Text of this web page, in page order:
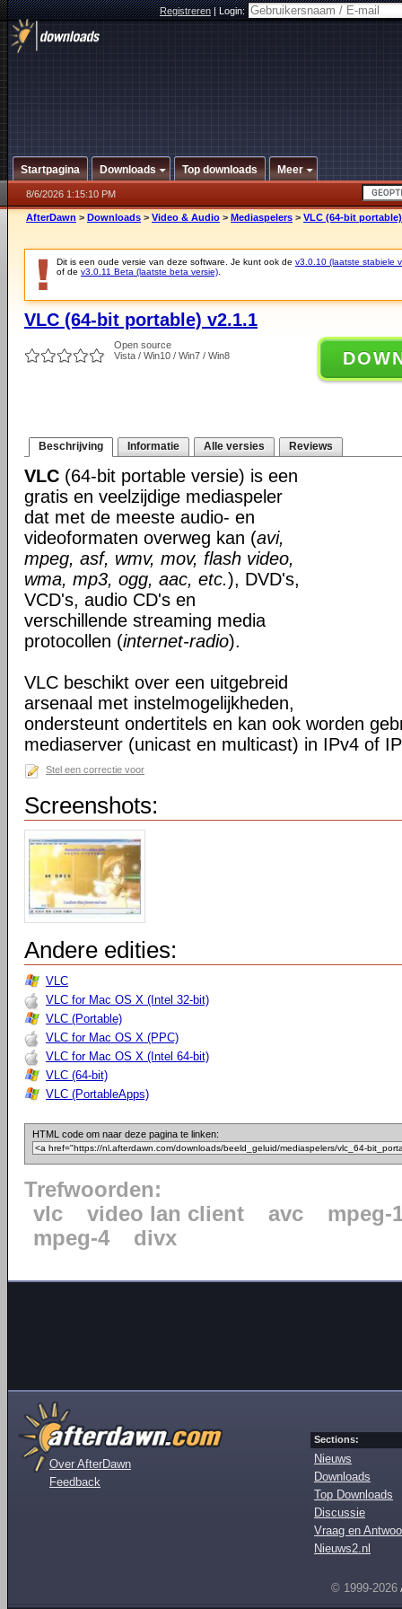
Registreren|Login:
Startpagina Downloads Top downloads Meer
8/6/2026 1:15:10 PM
AfterDawn > Downloads > Video & Audio > Mediaspelers > VLC (64-bit
Dit is een oude versie van deze software. Je kunt ook de v3.0.10 (laatste stabiele
of de v3.0.11 Beta (laatste beta versie)
VLC (64-bit portable) v2.1.1
Open source
Vista / Win10 / Win7 / Win8
Beschrijving Informatie Alle versies Reviews
VLC (64-bit portable versie) is een
gratis en veelzijdige mediaspeler
dat met de meeste audio- en
videoformaten overweg kan (avi,
mpeg, asf, wmv, mov, flash video,
wma, mp3, ogg, aac, etc.), DVD's,
VCD's, audio CD's en
verschillende streaming media
protocollen (internet-radio).
VLC beschikt over een uitgebreid
arsenaal met instelmogelijkheden,
ondersteunt ondertitels en kan ook worden
mediaserver (unicast en multicast) in IPv4 of
Stel een correctie voor
Screenshots:
Andere edities:
VLC
VLC for Mac OS X (Intel 32-bit)
VLC (Portable)
VLC for Mac OS X (PPC)
VLC for Mac OS X (Intel 64-bit)
VLC (64-bit)
VLC (PortableApps)
HTML code om naar deze pagina te linken:
Trefwoorden:
vlc
video lan client avc
mpeg-
mpeg-4
divx
Over AfterDawn
Feedback
Sections:
Nieuws
Downloads
Top Downloads
Discussie
Vraag en
Nieuws2.nl
© 1999-2026